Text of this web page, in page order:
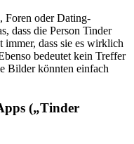
Foren oder Dating-
dass die Person Tinder
dass sie es wirklich
bedeutet kein Treffer
Bilder könnten einfach
(„Tinder